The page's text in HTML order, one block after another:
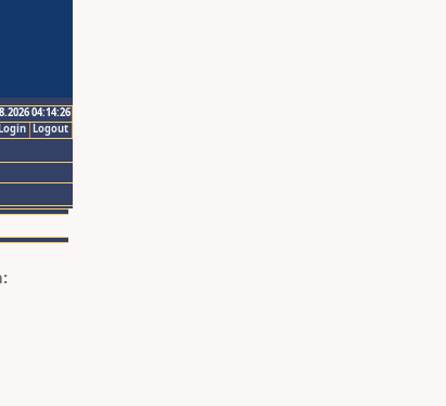
04:14:26
Logout